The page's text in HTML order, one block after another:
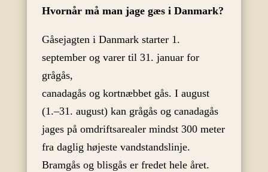
Hvornår må man jage gæs i Danmark?
Gåsejagten i Danmark starter 1.
september og varer til 31. januar for
grågås,
canadagås og kortnæbbet gås. I august
(1.–31. august) kan grågås og canadagås
jages på omdriftsarealer mindst 300 meter
fra daglig højeste vandstandslinje.
Bramgås og blisgås er fredet hele året.